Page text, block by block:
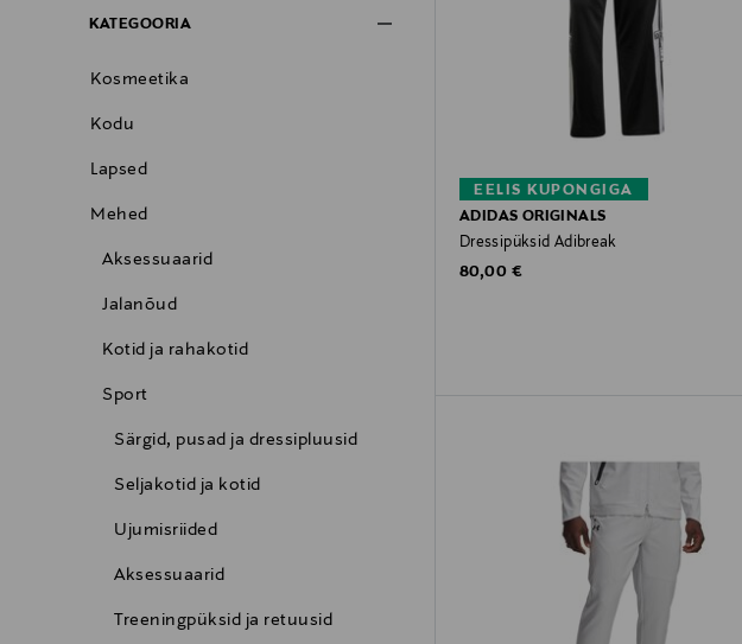
KATEGOORIA
Kosmeetika
Kodu
Lapsed
Mehed
Aksessuaarid
Jalanõud
Kotid ja rahakotid
Sport
Särgid, pusad ja dressipluusid
Seljakotid ja kotid
Ujumisriided
Aksessuaarid
Treeningpüksid ja retuusid
EELIS KUPONGIGA
ADIDAS ORIGINALS
Dressipüksid Adibreak
Original Price
80,00 €